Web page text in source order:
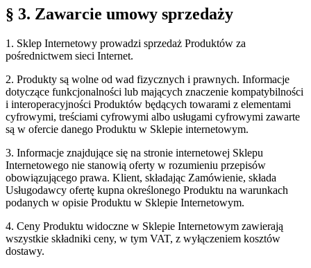
§ 3. Zawarcie umowy sprzedaży
1. Sklep Internetowy prowadzi sprzedaż Produktów za
pośrednictwem sieci Internet.
2. Produkty są wolne od wad fizycznych i prawnych. Informacje
dotyczące funkcjonalności lub mających znaczenie kompatybilności
i interoperacyjności Produktów będących towarami z elementami
cyfrowymi, treściami cyfrowymi albo usługami cyfrowymi zawarte
są w ofercie danego Produktu w Sklepie internetowym.
3. Informacje znajdujące się na stronie internetowej Sklepu
Internetowego nie stanowią oferty w rozumieniu przepisów
obowiązującego prawa. Klient, składając Zamówienie, składa
Usługodawcy ofertę kupna określonego Produktu na warunkach
podanych w opisie Produktu w Sklepie Internetowym.
4. Ceny Produktu widoczne w Sklepie Internetowym zawierają
wszystkie składniki ceny, w tym VAT, z wyłączeniem kosztów
dostawy.